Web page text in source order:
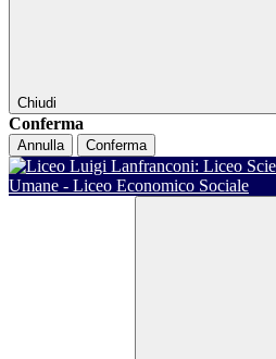
Chiudi
Conferma
Annulla Conferma